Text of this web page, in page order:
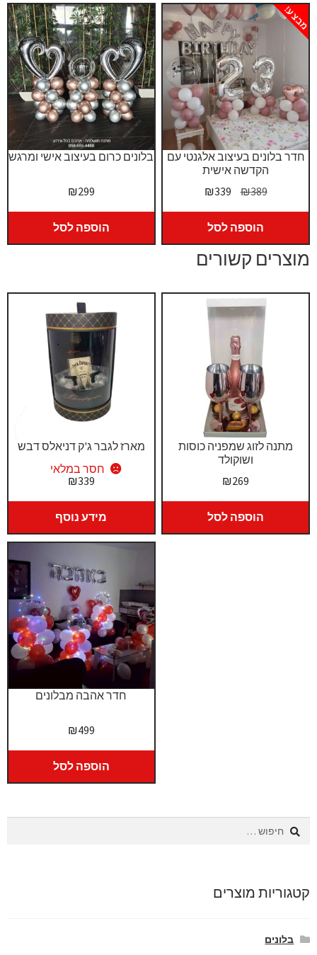
בלונים כרום בעיצוב אישי ומרגש
₪299
הוספה לסל
חדר בלונים בעיצוב אלגנטי עם
הקדשה אישית
מבצע!
₪389
המחיר
המקורי
היה:
₪389.
₪339
הנוכחי
₪339.
הוספה לסל
מוצרים קשורים
מארז לגבר ג'ק דניאלס דבש
חסר במלאי
₪339
מידע נוסף
מתנה לזוג שמפניה כוסות
ושוקולד
₪269
הוספה לסל
חדר אהבה מבלונים
₪499
הוספה לסל
חיפוש:
קטגוריות מוצרים
בלונים